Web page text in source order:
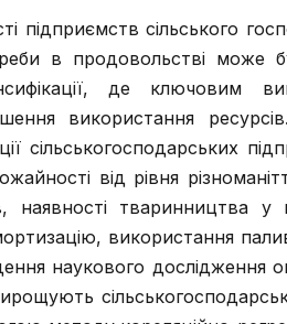
підприємств сільського
в продовольстві може
де ключовим
використання
сільськогосподарських
від рівня
наявності тваринництва у
використання
наукового дослідження